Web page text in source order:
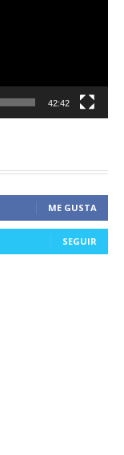
42:42
ME GUSTA
SEGUIR